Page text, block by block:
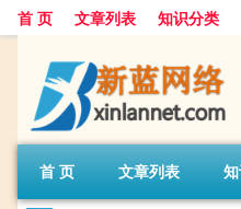
首 页 文章列表 知识分类
首 页 文章列表